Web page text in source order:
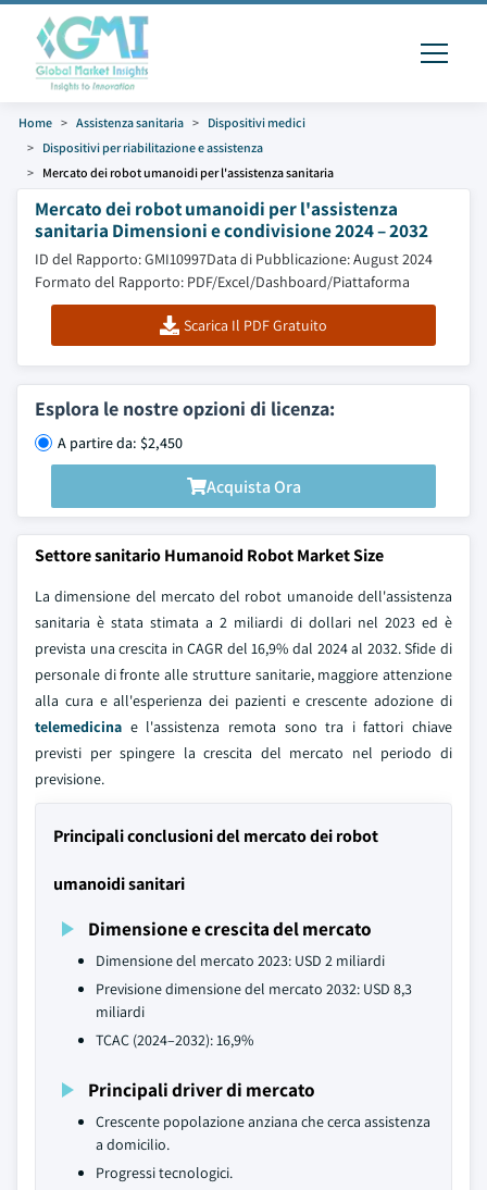
Home Assistenza sanitaria
Dispositivi medici
Dispositivi per riabilitazione e assistenza
Mercato dei robot umanoidi per l'assistenza sanitaria
Mercato dei robot umanoidi per l'assistenza
sanitaria Dimensioni e condivisione 2024 – 2032
ID del Rapporto: GMI10997Data di Pubblicazione: August 2024
Formato del Rapporto: PDF/Excel/Dashboard/Piattaforma
Scarica Il PDF Gratuito
Esplora le nostre opzioni di licenza:
A partire da: $2,450
Acquista Ora
Settore sanitario Humanoid Robot Market Size
La dimensione del mercato del robot umanoide dell'assistenza
sanitaria è stata stimata a 2 miliardi di dollari nel 2023 ed è
prevista una crescita in CAGR del 16,9% dal 2024 al 2032. Sfide di
personale di fronte alle strutture sanitarie, maggiore attenzione
alla cura e all'esperienza dei pazienti e crescente adozione di
telemedicina e l'assistenza remota sono tra i fattori chiave
previsti per spingere la crescita del mercato nel periodo di
previsione.
Principali conclusioni del mercato dei robot
umanoidi sanitari
Dimensione e crescita del mercato
Dimensione del mercato 2023: USD 2 miliardi
Previsione dimensione del mercato 2032: USD 8,3
miliardi
TCAC (2024–2032): 16,9%
Principali driver di mercato
Crescente popolazione anziana che cerca assistenza
a domicilio.
Progressi tecnologici.